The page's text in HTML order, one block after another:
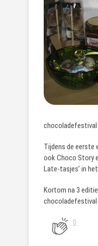
chocoladefestival
Tijdens de eerste
ook Choco Story
Late-tasjes’ in
Kortom na 3
chocoladefestival
0